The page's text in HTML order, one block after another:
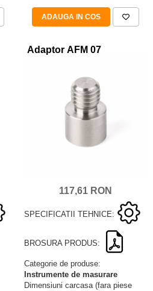
ADAUGA IN COS
Adaptor AFM 07
117,61 RON
SPECIFICATII TEHNICE:
BROSURA PRODUS:
Categorie de produse:
Instrumente de masurare
Dimensiuni carcasa (fara piese